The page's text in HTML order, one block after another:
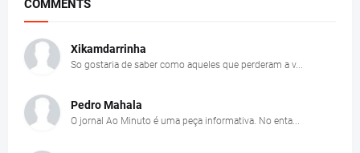
COMMENTS
Xikamdarrinha
So gostaria de saber como aqueles que perderam a v...
Pedro Mahala
O jornal Ao Minuto é uma peça informativa. No enta...